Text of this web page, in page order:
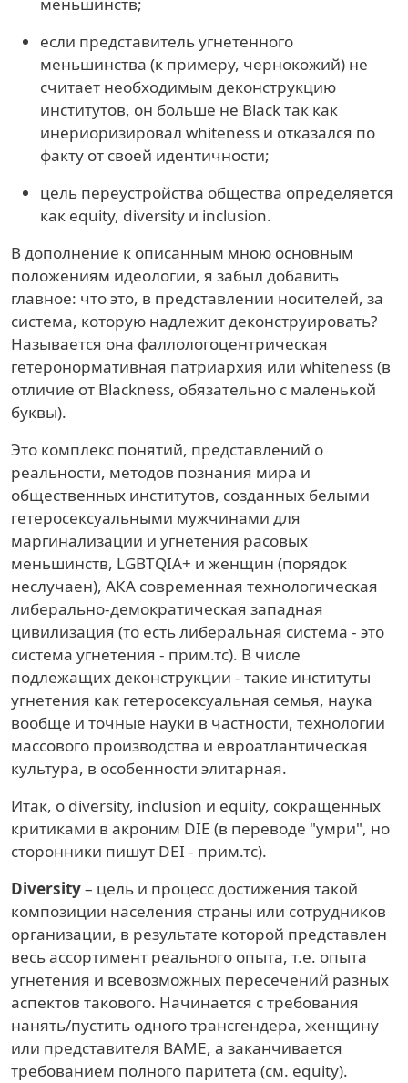
меньшинств;
если представитель угнетенного
меньшинства (к примеру, чернокожий) не
считает необходимым деконструкцию
институтов, он больше не Black так как
инериоризировал whiteness и отказался по
факту от своей идентичности;
цель переустройства общества определяется
как equity, diversity и inclusion.
В дополнение к описанным мною основным
положениям идеологии, я забыл добавить
главное: что это, в представлении носителей, за
система, которую надлежит деконструировать?
Называется она фаллологоцентрическая
гетеронормативная патриархия или whiteness (в
отличие от Blackness, обязательно с маленькой
буквы).
Это комплекс понятий, представлений о
реальности, методов познания мира и
общественных институтов, созданных белыми
гетеросексуальными мужчинами для
маргинализации и угнетения расовых
меньшинств, LGBTQIA+ и женщин (порядок
неслучаен), АКА современная технологическая
либерально-демократическая западная
цивилизация (то есть либеральная система - это
система угнетения - прим.тс). В числе
подлежащих деконструкции - такие институты
угнетения как гетеросексуальная семья, наука
вообще и точные науки в частности, технологии
массового производства и евроатлантическая
культура, в особенности элитарная.
Итак, о diversity, inclusion и equity, сокращенных
критиками в акроним DIE (в переводе "умри", но
сторонники пишут DEI - прим.тс).
Diversity– цель и процесс достижения такой
композиции населения страны или сотрудников
организации, в результате которой представлен
весь ассортимент реального опыта, т.е. опыта
угнетения и всевозможных пересечений разных
аспектов такового. Начинается с требования
нанять/пустить одного трансгендера, женщину
или представителя BAME, а заканчивается
требованием полного паритета (см. equity).